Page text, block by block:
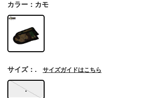
カラー：カモ
.
サイズ：. サイズガイドはこちら